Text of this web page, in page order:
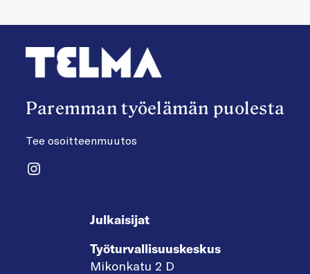
Paremman työelämän puolesta
Tee osoitteenmuutos
Instagram
Julkaisijat
Työturvallisuuskeskus
Mikonkatu 2 D